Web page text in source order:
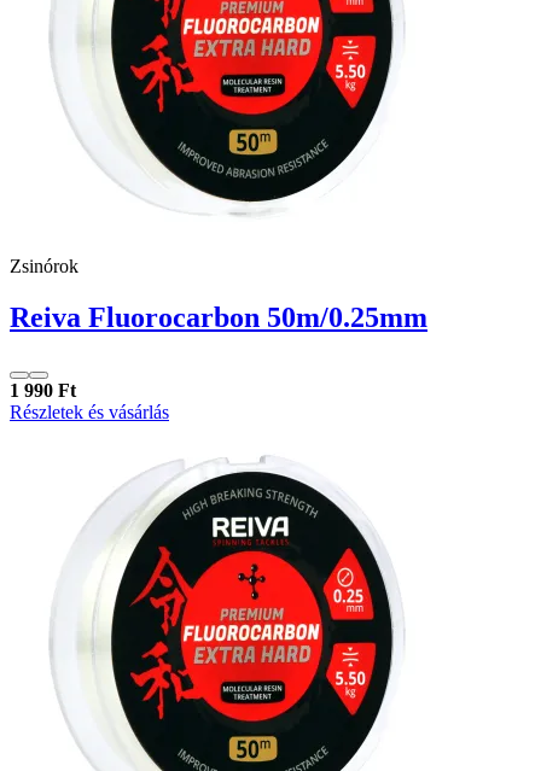
Zsinórok
Reiva Fluorocarbon 50m/0.25mm
1 990 Ft
Részletek és vásárlás